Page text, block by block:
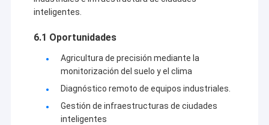
inteligentes.
6.1 Oportunidades
Agricultura de precisión mediante la
monitorización del suelo y el clima
Diagnóstico remoto de equipos industriales.
Gestión de infraestructuras de ciudades
inteligentes